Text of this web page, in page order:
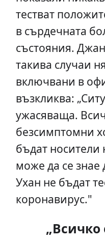
тестват
в сърдечната
състояния.
такива случаи
включвани в
възкликва:
ужасяваща.
безсимптомни
бъдат носители
може да се знае
Ухан не бъдат
коронавирус."